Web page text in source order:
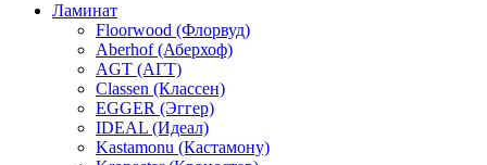
Ламинат
Floorwood (Флорвуд)
Aberhof (Аберхоф)
AGT (АГТ)
Classen (Классен)
EGGER (Эггер)
IDEAL (Идеал)
Kastamonu (Кастамону)